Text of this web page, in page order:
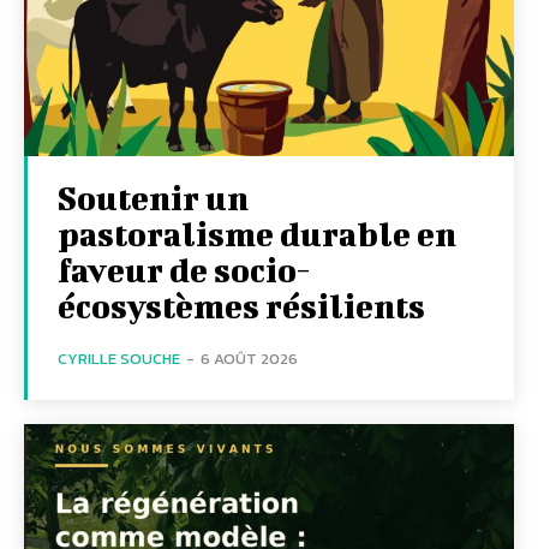
Soutenir un
pastoralisme durable en
faveur de socio-
écosystèmes résilients
CYRILLE SOUCHE - 6 AOÛT 2026